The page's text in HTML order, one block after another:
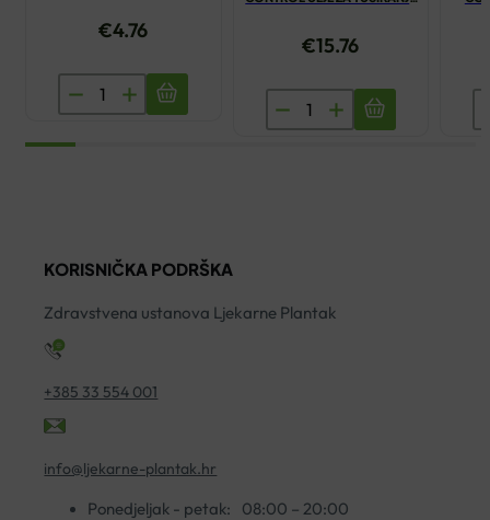
€4.76
BECUTAN
ULJE
ZA
€15.76
A-
DERMA
200ML
KORISNIČKA PODRŠKA
Zdravstvena ustanova Ljekarne Plantak
+385 33 554 001
info@ljekarne-plantak.hr
Ponedjeljak - petak:
08:00 – 20:00